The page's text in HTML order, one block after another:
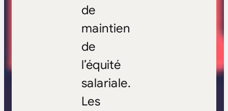
de
maintien
de
l’équité
salariale.
Les